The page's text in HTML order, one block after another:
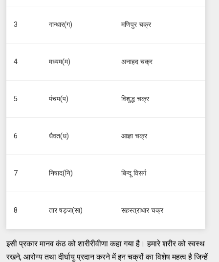
3 गान्धार(ग) मणिपुर चक्र
4 मध्यम(म) अनाहद चक्र
5 पंचम(प) विशुद्ध चक्र
6 धैवत(ध) आज्ञा चक्र
7 निषाद(नि) बिन्दू विसर्ग
8 तार षड्ज(सा) सहस्त्राधार चक्र
इसी प्रकार मानव कंठ को शारीरीवीणा कहा गया है। हमारे शरीर को स्वस्थ
रखने, आरोग्य तथा दीर्घायु प्रदान करने में इन चक्रों का विशेष महत्व है जिन्हें